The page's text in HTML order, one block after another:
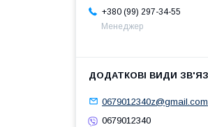
+380 (99) 297-34-55
Менеджер
0679012340z@gmail.com
0679012340